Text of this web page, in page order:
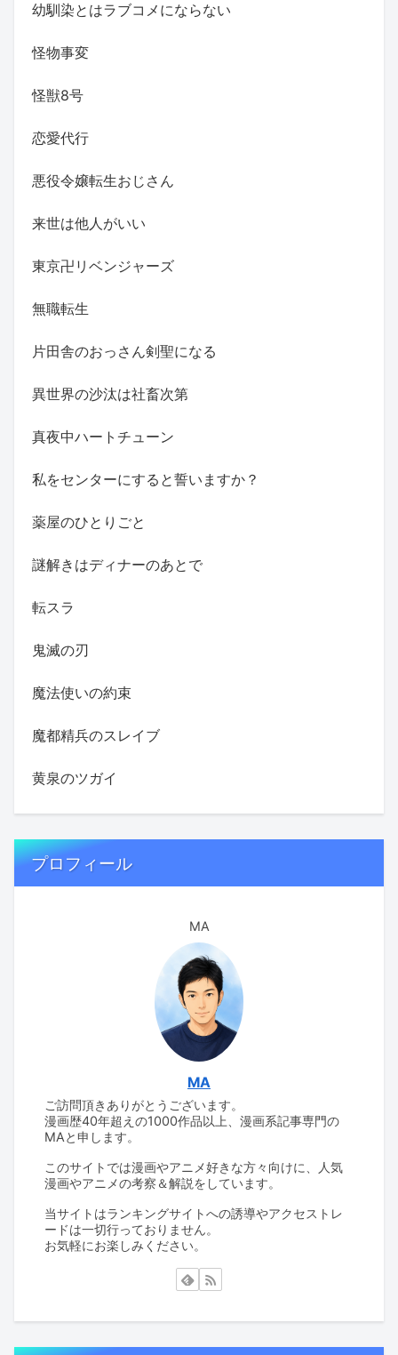
幼馴染とはラブコメにならない
怪物事変
怪獣8号
恋愛代行
悪役令嬢転生おじさん
来世は他人がいい
東京卍リベンジャーズ
無職転生
片田舎のおっさん剣聖になる
異世界の沙汰は社畜次第
真夜中ハートチューン
私をセンターにすると誓いますか？
薬屋のひとりごと
謎解きはディナーのあとで
転スラ
鬼滅の刃
魔法使いの約束
魔都精兵のスレイブ
黄泉のツガイ
プロフィール
MA
MA
ご訪問頂きありがとうございます。
漫画歴40年超えの1000作品以上、漫画系記事専門の
MAと申します。
このサイトでは漫画やアニメ好きな方々向けに、人気
漫画やアニメの考察＆解説をしています。
当サイトはランキングサイトへの誘導やアクセストレ
ードは一切行っておりません。
お気軽にお楽しみください。